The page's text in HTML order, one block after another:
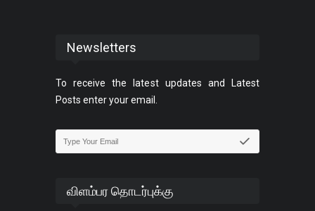
Newsletters
To receive the latest updates and Latest
Posts enter your email.
விளம்பர தொடர்புக்கு